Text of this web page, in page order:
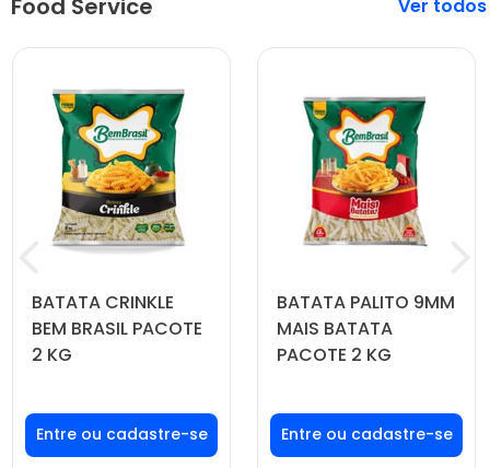
Food Service
BATATA CRINKLE
BEM BRASIL PACOTE
2 KG
Faça seu login ou
cadastre-se para
ver preços e
BATATA PALITO 9MM
MAIS BATATA
PACOTE 2 KG
Faça seu login ou
cadastre-se para
ver preços e